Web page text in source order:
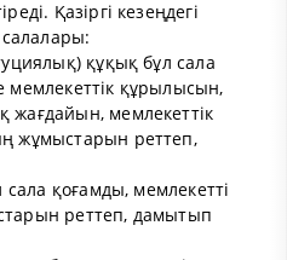
Қазіргі кезеңдегі
салалары:
құқық бұл сала
мемлекеттік құрылысын,
жағдайын, мемлекеттік
жұмыстарын реттеп,
сала қоғамды, мемлекетті
реттеп, дамытып